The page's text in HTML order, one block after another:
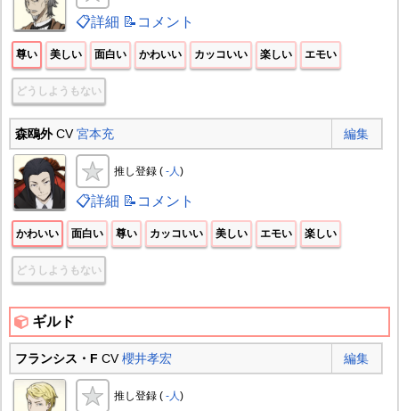
📋詳細 📝コメント
尊い 美しい 面白い かわいい カッコいい 楽しい エモい
どうしようもない
森鴎外CV宮本充 編集
推し登録 ( -人)
📋詳細 📝コメント
かわいい 面白い 尊い カッコいい 美しい エモい 楽しい
どうしようもない
ギルド
フランシス・F CV櫻井孝宏 編集
推し登録 ( -人)